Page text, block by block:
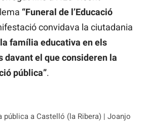
“Funeral de l’Educació
convidava la ciutadania
família educativa en els
davant el que consideren la
pública”.
pública a Castelló (la Ribera) | Joanjo